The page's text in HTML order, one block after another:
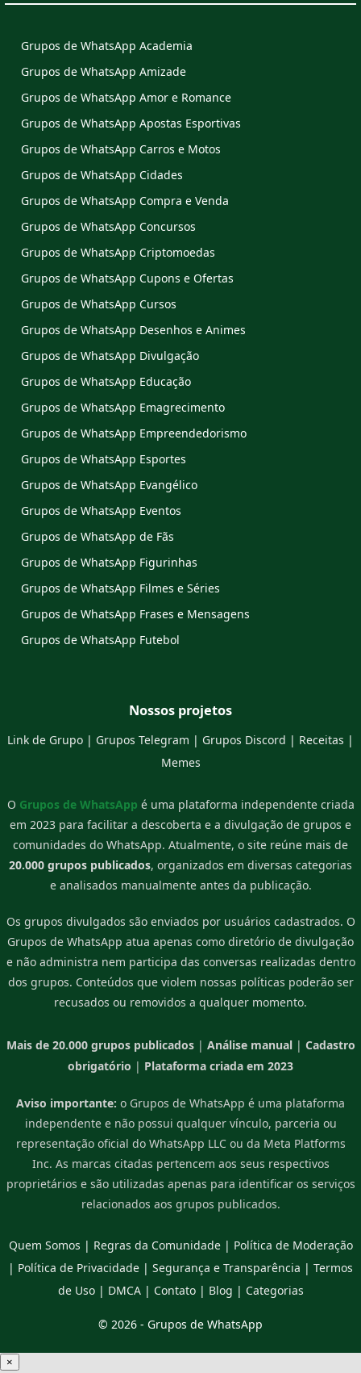
Grupos de WhatsApp Academia
Grupos de WhatsApp Amizade
Grupos de WhatsApp Amor e Romance
Grupos de WhatsApp Apostas Esportivas
Grupos de WhatsApp Carros e Motos
Grupos de WhatsApp Cidades
Grupos de WhatsApp Compra e Venda
Grupos de WhatsApp Concursos
Grupos de WhatsApp Criptomoedas
Grupos de WhatsApp Cupons e Ofertas
Grupos de WhatsApp Cursos
Grupos de WhatsApp Desenhos e Animes
Grupos de WhatsApp Divulgação
Grupos de WhatsApp Educação
Grupos de WhatsApp Emagrecimento
Grupos de WhatsApp Empreendedorismo
Grupos de WhatsApp Esportes
Grupos de WhatsApp Evangélico
Grupos de WhatsApp Eventos
Grupos de WhatsApp de Fãs
Grupos de WhatsApp Figurinhas
Grupos de WhatsApp Filmes e Séries
Grupos de WhatsApp Frases e Mensagens
Grupos de WhatsApp Futebol
Nossos projetos
Link de Grupo | Grupos Telegram | Grupos Discord | Receitas |
Memes
O Grupos de WhatsApp é uma plataforma independente criada
em 2023 para facilitar a descoberta e a divulgação de grupos e
comunidades do WhatsApp. Atualmente, o site reúne mais de
20.000 grupos publicados, organizados em diversas categorias
e analisados manualmente antes da publicação.
Os grupos divulgados são enviados por usuários cadastrados. O
Grupos de WhatsApp atua apenas como diretório de divulgação
e não administra nem participa das conversas realizadas dentro
dos grupos. Conteúdos que violem nossas políticas poderão ser
recusados ou removidos a qualquer momento.
Mais de 20.000 grupos publicados| Análise manual| Cadastro
obrigatório | Plataforma criada em 2023
Aviso importante: o Grupos de WhatsApp é uma plataforma
independente e não possui qualquer vínculo, parceria ou
representação oficial do WhatsApp LLC ou da Meta Platforms
Inc. As marcas citadas pertencem aos seus respectivos
proprietários e são utilizadas apenas para identificar os serviços
relacionados aos grupos publicados.
Quem Somos | Regras da Comunidade| Política de Moderação
| Política de Privacidade | Segurança e Transparência | Termos
de Uso| DMCA| Contato| Blog | Categorias
© 2026 - Grupos de WhatsApp
×